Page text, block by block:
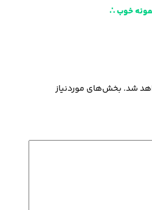
خوب∴
شد. بخش‌های موردنیاز